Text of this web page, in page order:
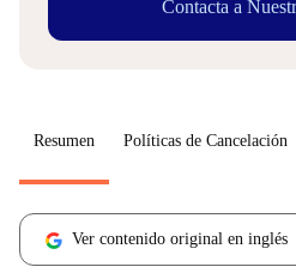
Contacta a
Resumen Políticas de Cancelación
Ver contenido original en inglés